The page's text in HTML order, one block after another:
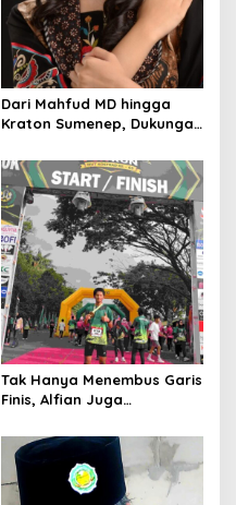
Dari Mahfud MD hingga
Kraton Sumenep, Dukungan
Indonesia’s Girl 2026 Asal
Jawa Timur
Tak Hanya Menembus Garis
Finis, Alfian Juga